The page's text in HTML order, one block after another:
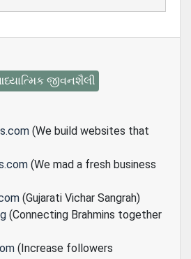
જીવનશૈલી
(We build websites that
(We mad a fresh business
(Gujarati Vichar Sangrah)
(Connecting Brahmins together
(Increase followers